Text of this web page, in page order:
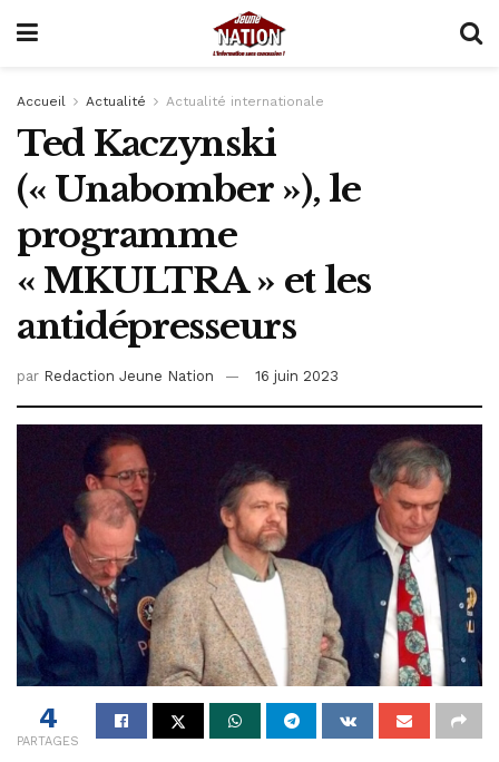
Accueil Actualité Actualité internationale
Ted Kaczynski
(« Unabomber »), le
programme
« MKULTRA » et les
antidépresseurs
par Redaction Jeune Nation 16 juin 2023
4
PARTAGES